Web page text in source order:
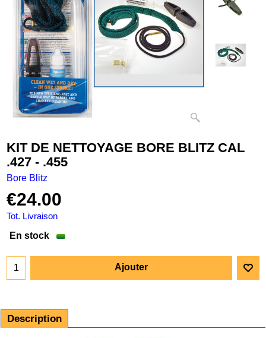
KIT DE NETTOYAGE BORE BLITZ CAL
.427 - .455
Bore Blitz
€24.00
Tot. Livraison
En stock
Ajouter
Description